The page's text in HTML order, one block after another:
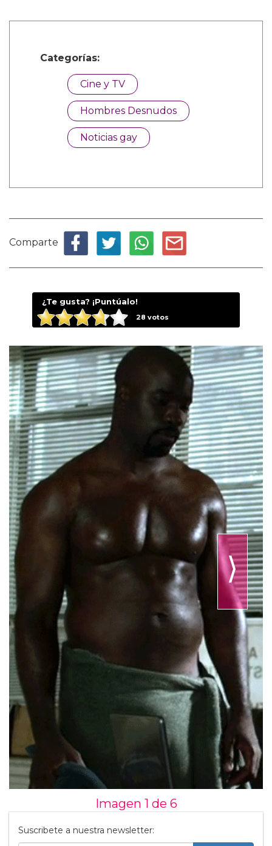
Categorías:
Cine y TV
Hombres Desnudos
Noticias gay
Comparte
¿Te gusta? ¡Puntúalo!
28 votos
⟩
Imagen 1 de 6
Suscribete a nuestra newsletter: